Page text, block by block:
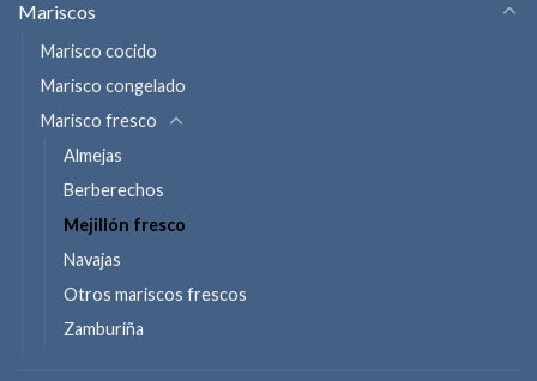
Mariscos
Marisco cocido
Marisco congelado
Marisco fresco
Almejas
Berberechos
Mejillón fresco
Navajas
Otros mariscos frescos
Zamburiña